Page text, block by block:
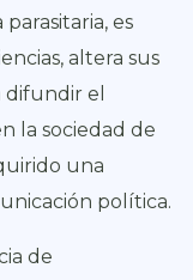
es
altera sus
difundir el
la sociedad de
una
política.
de